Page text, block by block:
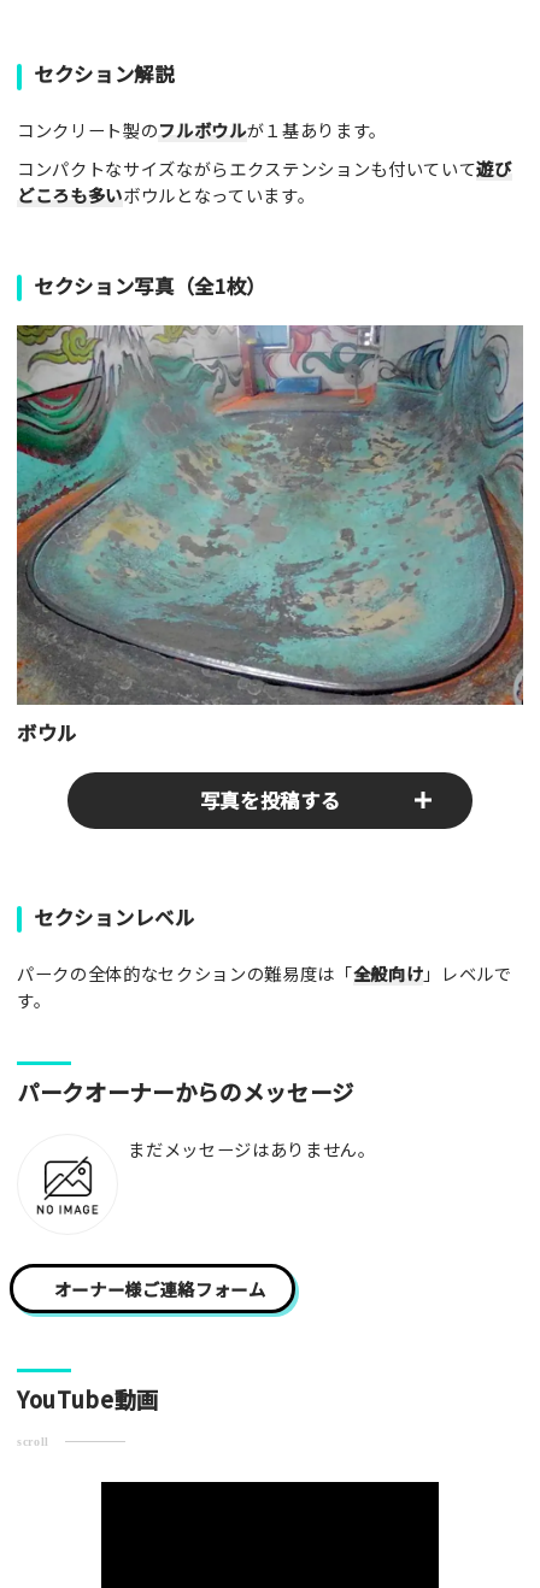
セクション解説
コンクリート製のフルボウルが１基あります。
コンパクトなサイズながらエクステンションも付いていて遊び
どころも多いボウルとなっています。
セクション写真（全1枚）
ボウル
写真を投稿する
パークやスポットの写真をぜひお送りください！あなたの写真
がみんなの参考となります！
写真
[text photo1alt placeholder "写真の解説※任意]
写真
[text photo3alt placeholder "写真の解説※任意]
セクションレベル
パークの全体的なセクションの難易度は「全般向け」レベルで
す。
パークオーナーからのメッセージ
まだメッセージはありません。
オーナー様ご連絡フォーム
YouTube動画
scroll